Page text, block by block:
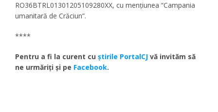
RO36BTRL01301205109280XX, cu mențiunea “Campania
umanitară de Crăciun”.
****
Pentru a fi la curent cuştirile PortalCJ vă invităm să
ne urmăriţi şi pe Facebook.